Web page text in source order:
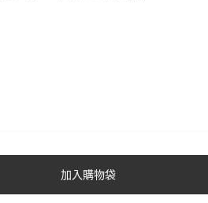
加入購物袋